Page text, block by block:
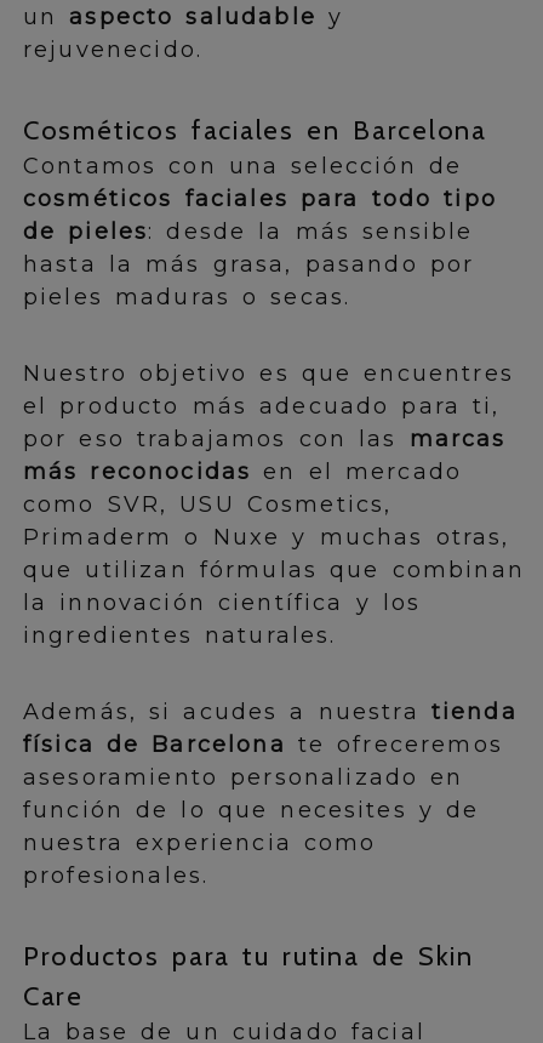
unaspecto saludable y
rejuvenecido.
Cosméticos faciales en Barcelona
Contamos con una selección de
cosméticos faciales para todo tipo
de pieles: desde la más sensible
hasta la más grasa, pasando por
pieles maduras o secas.
Nuestro objetivo es que encuentres
el producto más adecuado para ti,
por eso trabajamos con las marcas
más reconocidas en el mercado
como SVR, USU Cosmetics,
Primaderm o Nuxe y muchas otras,
que utilizan fórmulas que combinan
la innovación científica y los
ingredientes naturales.
Además, si acudes a nuestra
tienda
física de Barcelona te ofreceremos
asesoramiento personalizado en
función de lo que necesites y de
nuestra experiencia como
profesionales.
Productos para tu rutina de Skin
Care
La base de un cuidado facial